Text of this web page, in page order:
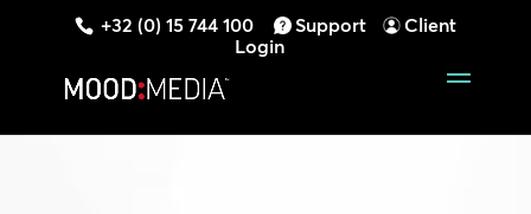
+32 (0) 15 744 100 Support
Client
Login